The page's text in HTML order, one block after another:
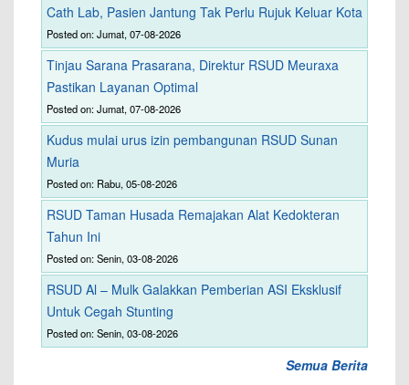
Cath Lab, Pasien Jantung Tak Perlu Rujuk Keluar Kota
Posted on: Jumat, 07-08-2026
Tinjau Sarana Prasarana, Direktur RSUD Meuraxa
Pastikan Layanan Optimal
Posted on: Jumat, 07-08-2026
Kudus mulai urus izin pembangunan RSUD Sunan
Muria
Posted on: Rabu, 05-08-2026
RSUD Taman Husada Remajakan Alat Kedokteran
Tahun Ini
Posted on: Senin, 03-08-2026
RSUD Al – Mulk Galakkan Pemberian ASI Eksklusif
Untuk Cegah Stunting
Posted on: Senin, 03-08-2026
Semua Berita